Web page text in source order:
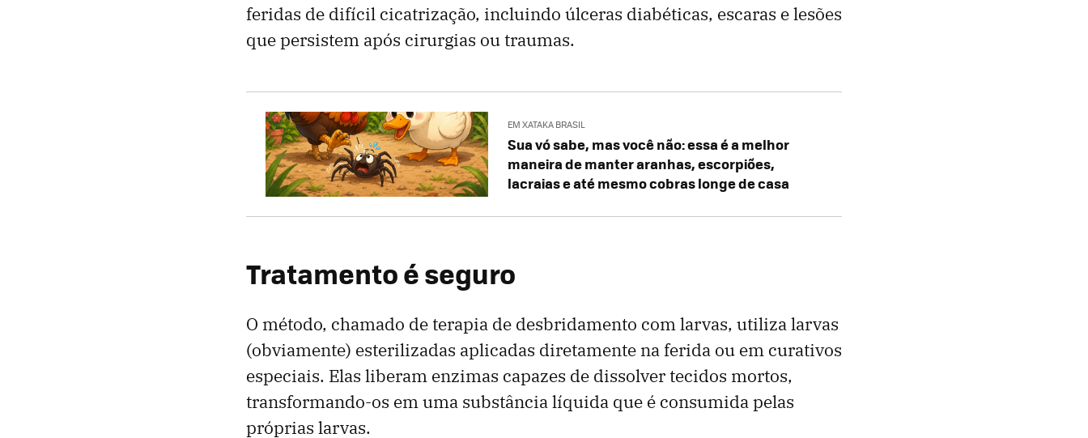
feridas de difícil cicatrização, incluindo úlceras diabéticas, escaras e lesões
que persistem após cirurgias ou traumas.
EM XATAKA BRASIL
Sua vó sabe, mas você não: essa é a melhor
maneira de manter aranhas, escorpiões,
lacraias e até mesmo cobras longe de casa
Tratamento é seguro
O método, chamado de terapia de desbridamento com larvas, utiliza larvas
(obviamente) esterilizadas aplicadas diretamente na ferida ou em curativos
especiais. Elas liberam enzimas capazes de dissolver tecidos mortos,
transformando-os em uma substância líquida que é consumida pelas
próprias larvas.